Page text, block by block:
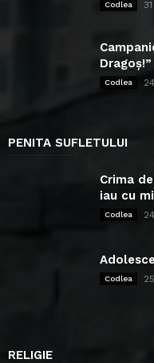
Codlea
Dragoș!”
Codlea
PENITA SUFLETULUI
Crima
iau cu
Codlea
Codlea
RELIGIE